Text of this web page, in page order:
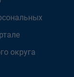
округа